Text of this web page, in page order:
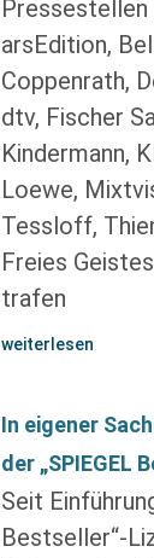
Pressestellen
arsEdition,
Coppenrath,
dtv, Fischer
Kindermann,
Loewe,
Tessloff,
Freies
trafen
weiterlesen
In eigener
der „SPIEGEL
Seit
Bestseller“-